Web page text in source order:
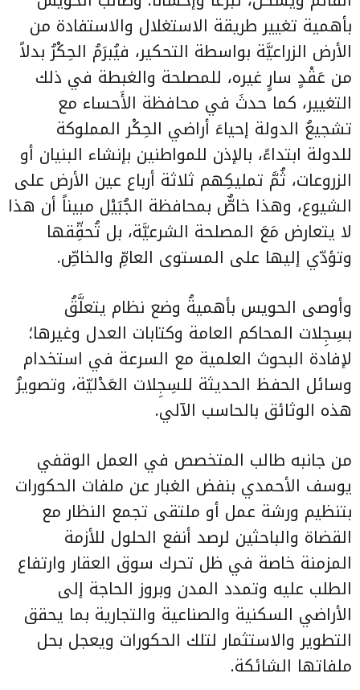
بأهمية تغيير طريقة الاستغلال والاستفادة من
الأرض الزراعيَّة بواسطة التحكير، فيُبرَمُ الحِكْرُ بدلاً
من عَقْدٍ سارٍ غيره، للمصلحة والغبطة في ذلك
التغيير، كما حدثَ في محافظة الأَحساء مع
تشجيعُ الدولة إحياءَ أراضي الحِكْر المملوكة
للدولة ابتداءً، بالإذن للمواطنين بإنشاء البنيان أو
الزروعات، ثُمَّ تمليكِهم ثلاثة أرباع عين الأرض على
الشيوع، وهذا خاصٌّ بمحافظة الجُبَيْل مبيناً أن هذا
لا يتعارض مَعَ المصلحة الشرعيَّة، بل تُحقِّقها
وتؤدّي إليها على المستوى العامِّ والخاصِّ.
وأوصى الحويس بأهميةُ وضع نظام يتعلَّقُ
بسِجِلات المحاكم العامة وكتابات العدل وغيرها؛
لإفادة البحوث العلمية مع السرعة في استخدام
وسائل الحفظ الحديثة للسِجِلات العَدْليّة، وتصويرُ
هذه الوثائق بالحاسب الآلي.
من جانبه طالب المتخصص في العمل الوقفي
يوسف الأحمدي بنفض الغبار عن ملفات الحكورات
بتنظيم ورشة عمل أو ملتقى تجمع النظار مع
القضاة والباحثين لرصد أنفع الحلول للأزمة
المزمنة خاصة في ظل تحرك سوق العقار وارتفاع
الطلب عليه وتمدد المدن وبروز الحاجة إلى
الأراضي السكنية والصناعية والتجارية بما يحقق
التطوير والاستثمار لتلك الحكورات ويعجل بحل
ملفاتها الشائكة.